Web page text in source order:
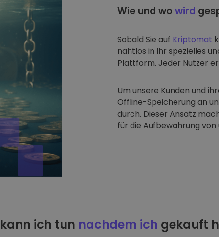
Wie und wo wird
Sobald Sie auf Kriptomat
nahtlos in Ihr spezielles
Plattform. Jeder Nutzer
Um unsere Kunden und
Offline-Speicherung an
durch. Dieser Ansatz
für die Aufbewahrung
ich tun nachdem ich gekauft